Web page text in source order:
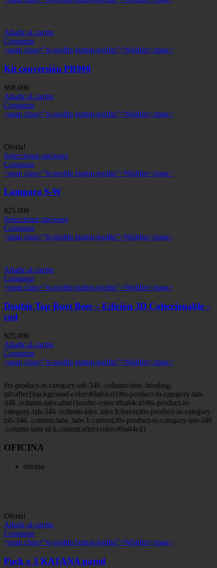
Añadir al carrito
Comparar
<span class="ts-tooltip button-tooltip">Wishlist</span>
Kit conversión PR900
$98.000
Añadir al carrito
Comparar
<span class="ts-tooltip button-tooltip">Wishlist</span>
Oferta!
Seleccionar opciones
Comparar
<span class="ts-tooltip button-tooltip">Wishlist</span>
Lampara S-W
$25.000
Seleccionar opciones
Comparar
<span class="ts-tooltip button-tooltip">Wishlist</span>
Añadir al carrito
Comparar
<span class="ts-tooltip button-tooltip">Wishlist</span>
Double Tap Root Beer – Edición 3D Coleccionable –
cod
$25.000
Añadir al carrito
Comparar
<span class="ts-tooltip button-tooltip">Wishlist</span>
#ts-product-in-category-tab-346 .column-tabs .heading-
tab:after{background-color:#0a84cd}#ts-product-in-category-tab-
346 .column-tabs:after{border-color:#0a84cd}#ts-product-in-
category-tab-346 .column-tabs .tabs li:hover,#ts-product-in-category-
tab-346 .column-tabs .tabs li.current,#ts-product-in-category-tab-346
.column-tabs ul li.current:after{color:#0a84cd}
OFICINA
oficina
Oferta!
Añadir al carrito
Comparar
<span class="ts-tooltip button-tooltip">Wishlist</span>
Pack x 3 KATANA pared